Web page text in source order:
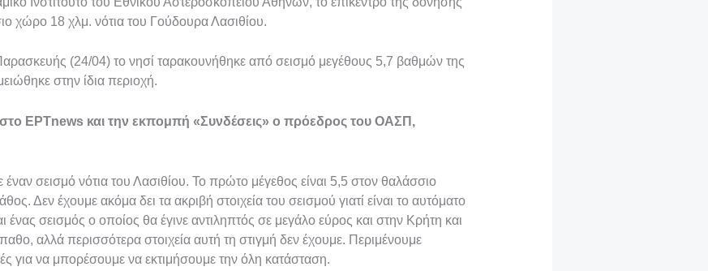
χώρο 18 χλμ. νότια του Γούδουρα Λασιθίου.
(24/04) το νησί ταρακουνήθηκε από σεισμό μεγέθους 5,7 βαθμών της
στην ίδια περιοχή.
στο ΕΡΤnews και την εκπομπή «Συνδέσεις» o πρόεδρος του ΟΑΣΠ,
σεισμό νότια του Λασιθίου. Το πρώτο μέγεθος είναι 5,5 στον θαλάσσιο
Δεν έχουμε ακόμα δει τα ακριβή στοιχεία του σεισμού γιατί είναι το αυτόματο
ένας σεισμός ο οποίος θα έγινε αντιληπτός σε μεγάλο εύρος και στην Κρήτη και
αλλά περισσότερα στοιχεία αυτή τη στιγμή δεν έχουμε. Περιμένουμε
για να μπορέσουμε να εκτιμήσουμε την όλη κατάσταση.